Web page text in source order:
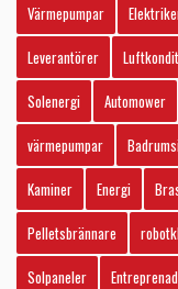
Värmepumpar
Leverantörer
Solenergi
Automower
värmepumpar
Kaminer
Energi
Pelletsbrännare
Solpaneler
Entreprenad